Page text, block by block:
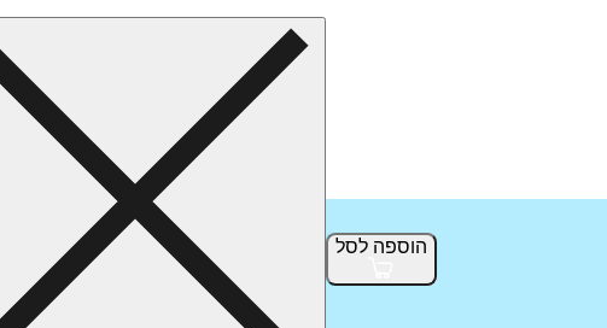
הוספה לסל